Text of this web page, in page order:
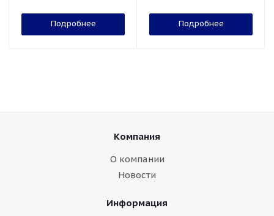
Подробнее Подробнее
Компания
О компании
Новости
Информация